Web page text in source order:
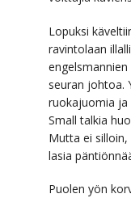
Lopuksi
ravintolaan
seuran johtoa.
ruokajuomia ja
Small talkia
Mutta ei
lasia
Puolen yön